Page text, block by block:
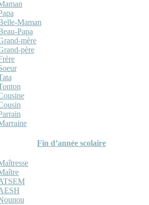
Maman
Papa
mère
père
Fin d’année scolaire